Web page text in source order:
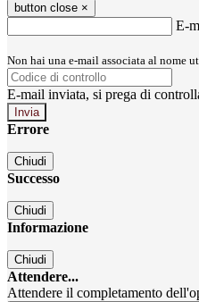
button close ×
E-
Non hai una e-mail associata al nome
E-mail inviata, si prega di
Errore
Chiudi
Successo
Chiudi
Informazione
Chiudi
Attendere...
Attendere il completamento